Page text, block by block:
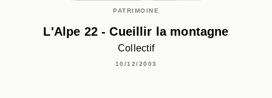
PATRIMOINE
L'Alpe 22 - Cueillir la montagne
Collectif
10/12/2003